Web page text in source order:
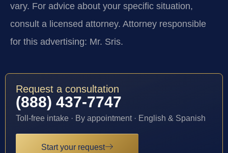
vary. For advice about your specific situation,
consult a licensed attorney. Attorney responsible
for this advertising: Mr. Sris.
Request a consultation
(888) 437-7747
Toll-free intake · By appointment · English & Spanish
Start your request